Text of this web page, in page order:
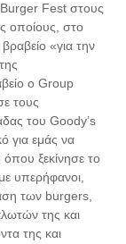
Fest στους
οποίους, στο
«για την
ο Group
τους
του Goody’s
για εμάς να
ξεκίνησε το
υπερήφανοι,
των burgers,
της και
της και